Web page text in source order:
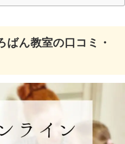
ばん教室の口コミ・